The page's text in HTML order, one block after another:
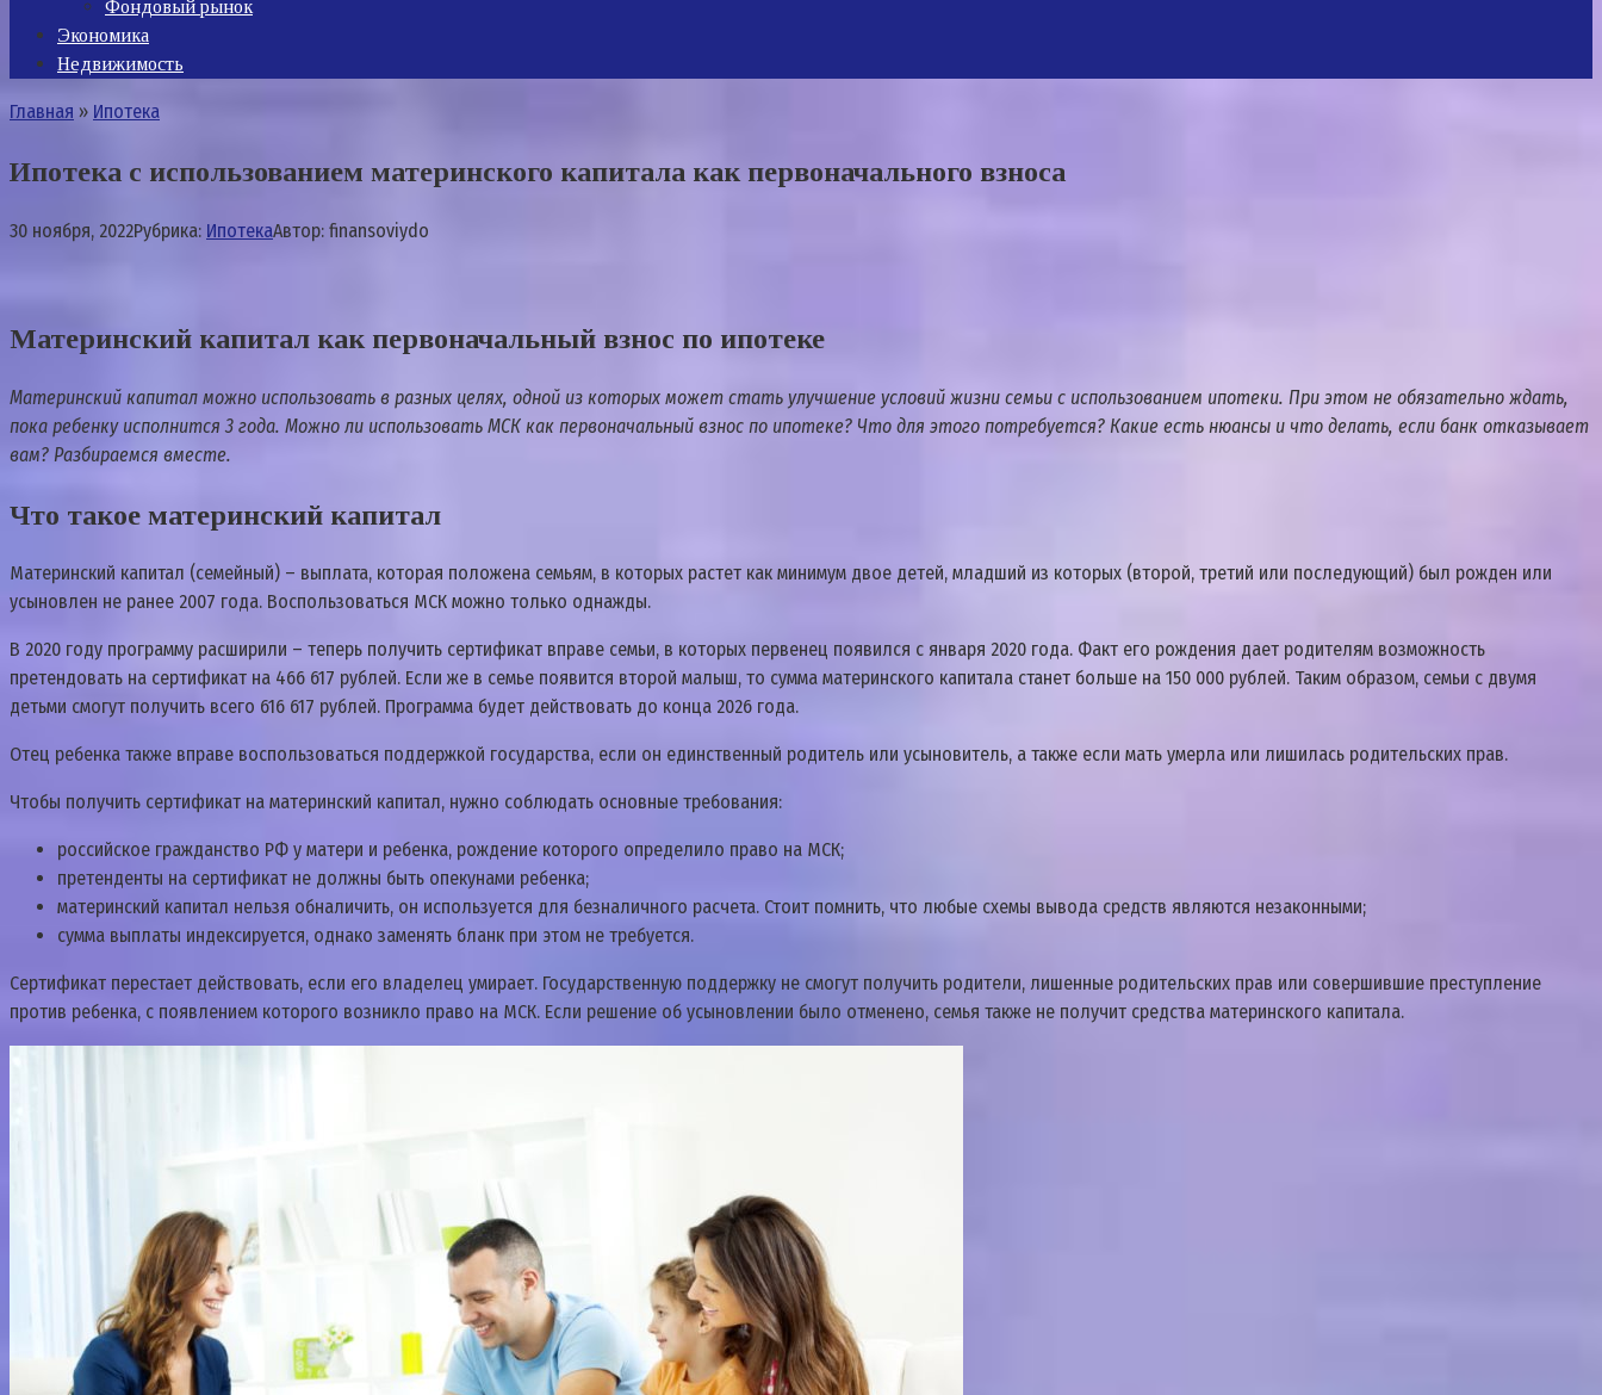
Фондовый рынок
Экономика
Недвижимость
Главная » Ипотека
Ипотека с использованием материнского капитала как первоначального взноса
30 ноября, 2022Рубрика: ИпотекаАвтор: finansoviydo
Материнский капитал как первоначальный взнос по ипотеке
Материнский капитал можно использовать в разных целях, одной из которых может стать улучшение условий жизни семьи с использованием ипотеки. При этом не обязательно ждать,
пока ребенку исполнится 3 года. Можно ли использовать МСК как первоначальный взнос по ипотеке? Что для этого потребуется? Какие есть нюансы и что делать, если банк отказывает
вам? Разбираемся вместе.
Что такое материнский капитал
Материнский капитал (семейный) – выплата, которая положена семьям, в которых растет как минимум двое детей, младший из которых (второй, третий или последующий) был рожден или
усыновлен не ранее 2007 года. Воспользоваться МСК можно только однажды.
В 2020 году программу расширили – теперь получить сертификат вправе семьи, в которых первенец появился с января 2020 года. Факт его рождения дает родителям возможность
претендовать на сертификат на 466 617 рублей. Если же в семье появится второй малыш, то сумма материнского капитала станет больше на 150 000 рублей. Таким образом, семьи с двумя
детьми смогут получить всего 616 617 рублей. Программа будет действовать до конца 2026 года.
Отец ребенка также вправе воспользоваться поддержкой государства, если он единственный родитель или усыновитель, а также если мать умерла или лишилась родительских прав.
Чтобы получить сертификат на материнский капитал, нужно соблюдать основные требования:
российское гражданство РФ у матери и ребенка, рождение которого определило право на МСК;
претенденты на сертификат не должны быть опекунами ребенка;
материнский капитал нельзя обналичить, он используется для безналичного расчета. Стоит помнить, что любые схемы вывода средств являются незаконными;
сумма выплаты индексируется, однако заменять бланк при этом не требуется.
Сертификат перестает действовать, если его владелец умирает. Государственную поддержку не смогут получить родители, лишенные родительских прав или совершившие преступление
против ребенка, с появлением которого возникло право на МСК. Если решение об усыновлении было отменено, семья также не получит средства материнского капитала.